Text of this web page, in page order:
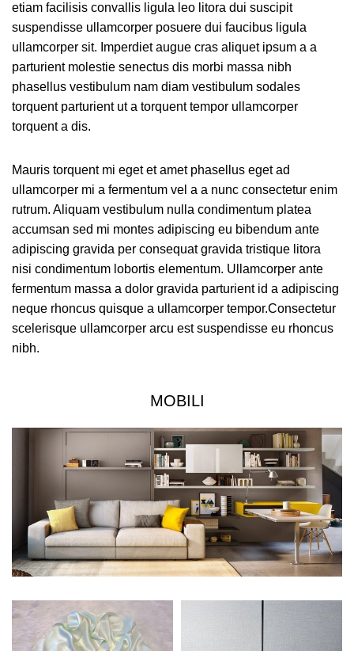
etiam facilisis convallis ligula leo litora dui suscipit
suspendisse ullamcorper posuere dui faucibus ligula
ullamcorper sit. Imperdiet augue cras aliquet ipsum a a
parturient molestie senectus dis morbi massa nibh
phasellus vestibulum nam diam vestibulum sodales
torquent parturient ut a torquent tempor ullamcorper
torquent a dis.
Mauris torquent mi eget et amet phasellus eget ad
ullamcorper mi a fermentum vel a a nunc consectetur enim
rutrum. Aliquam vestibulum nulla condimentum platea
accumsan sed mi montes adipiscing eu bibendum ante
adipiscing gravida per consequat gravida tristique litora
nisi condimentum lobortis elementum. Ullamcorper ante
fermentum massa a dolor gravida parturient id a adipiscing
neque rhoncus quisque a ullamcorper tempor.Consectetur
scelerisque ullamcorper arcu est suspendisse eu rhoncus
nibh.
MOBILI